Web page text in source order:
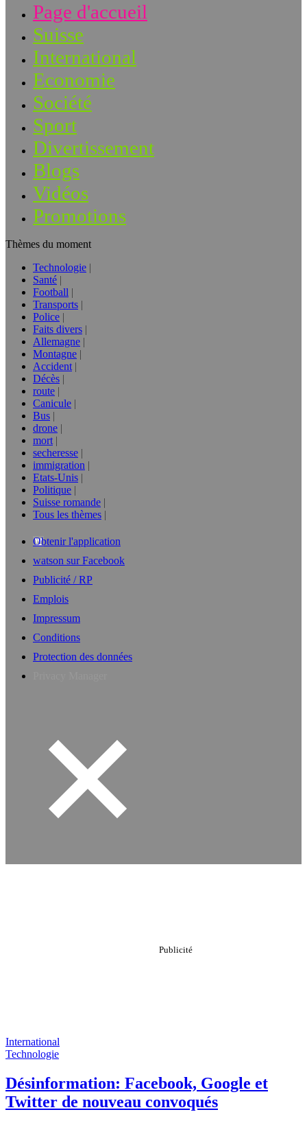
Page d'accueil
Suisse
International
Economie
Société
Sport
Divertissement
Blogs
Vidéos
Promotions
Thèmes du moment
Technologie
Santé
Football
Transports
Police
Faits divers
Allemagne
Montagne
Accident
Décès
route
Canicule
Bus
drone
mort
secheresse
immigration
Etats-Unis
Politique
Suisse romande
Tous les thèmes
Obtenir l'application
watson sur Facebook
Publicité / RP
Emplois
Impressum
Conditions
Protection des données
International
Technologie
Désinformation: Facebook, Google et
Twitter de nouveau convoqués